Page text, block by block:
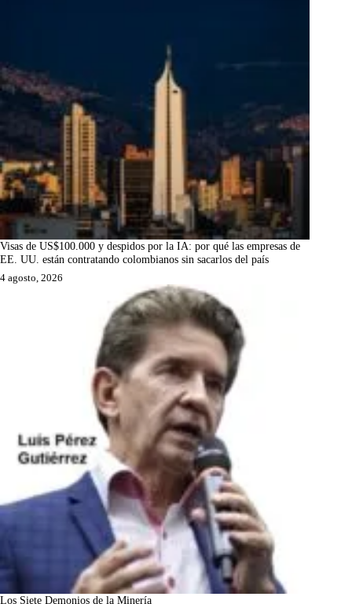
Visas de US$100.000 y despidos por la IA: por qué las empresas de
EE. UU. están contratando colombianos sin sacarlos del país
4 agosto, 2026
Los Siete Demonios de la Minería